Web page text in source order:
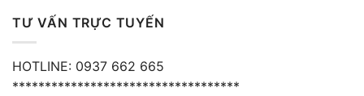
TƯ VẤN TRỰC TUYẾN
HOTLINE: 0937 662 665
***********************************